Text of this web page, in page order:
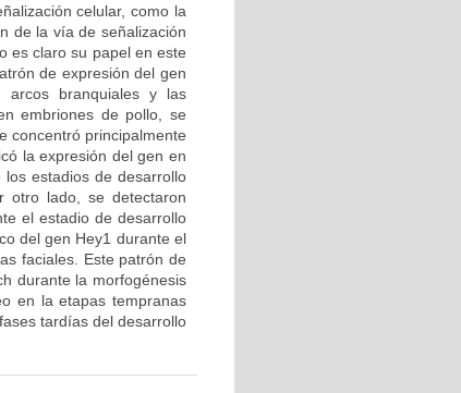
celular, como la
de la vía de señalización
es claro su papel en este
de expresión del gen
branquiales y las
embriones de pollo, se
concentró principalmente
la expresión del gen en
estadios de desarrollo
otro lado, se detectaron
el estadio de desarrollo
del gen Hey1 durante el
faciales. Este patrón de
durante la morfogénesis
en la etapas tempranas
tardías del desarrollo